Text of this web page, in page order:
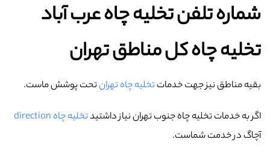
شماره تلفن تخلیه چاه عرب‌ آباد
تخلیه چاه کل مناطق تهران
بقیه مناطق نیز جهت خدماتتخلیه چاه تهرانتحت پوشش ماست.
اگر به خدمات تخلیه چاه جنوب تهران نیاز داشتیدتخلیه چاه direction
آچاگ در خدمت شماست.